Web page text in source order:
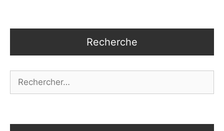
Recherche